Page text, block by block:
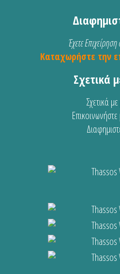
Έχετε
Καταχωρήστε την
Σχετικά
Σχετικά